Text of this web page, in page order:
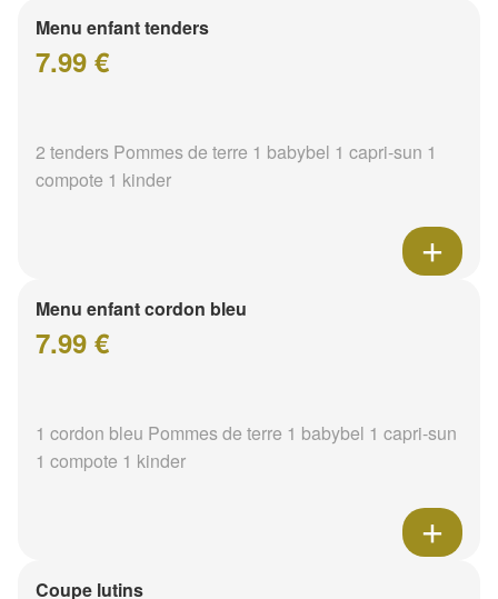
Menu enfant tenders
7.99 €
2 tenders Pommes de terre 1 babybel 1 capri-sun 1
compote 1 kinder
Menu enfant cordon bleu
7.99 €
1 cordon bleu Pommes de terre 1 babybel 1 capri-sun
1 compote 1 kinder
Coupe lutins